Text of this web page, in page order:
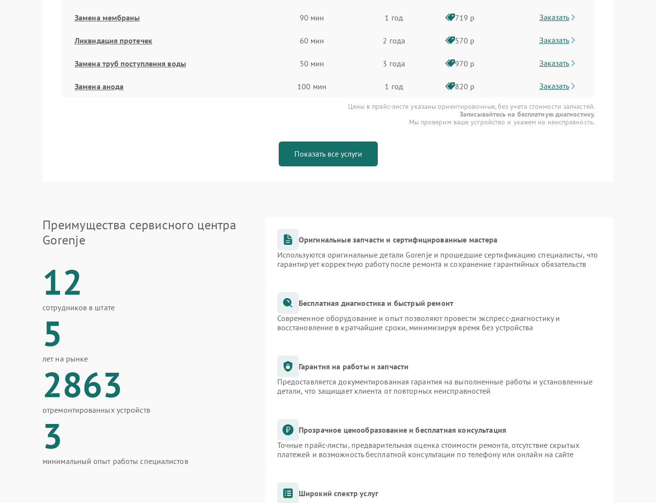
Замена мембраны 90 мин 1 год 719 р Заказать
Ликвидация протечек 60 мин 2 года 570 р Заказать
Замена труб поступления воды 50 мин 3 года 970 р Заказать
Замена анода 100 мин 1 год 820 р Заказать
Цены в прайс-листе указаны ориентировочные, без учета стоимости запчастей.
Записывайтесь на бесплатную диагностику.
Мы проверим ваше устройство и укажем на неисправность.
Показать все услуги
Преимущества сервисного центра
Gorenje
12
сотрудников в штате
5
лет на рынке
2863
отремонтированных устройств
3
минимальный опыт работы специалистов
Оригинальные запчасти и сертифицированные мастера
Используются оригинальные детали Gorenje и прошедшие сертификацию специалисты, что
гарантирует корректную работу после ремонта и сохранение гарантийных обязательств
Бесплатная диагностика и быстрый ремонт
Современное оборудование и опыт позволяют провести экспресс-диагностику и
восстановление в кратчайшие сроки, минимизируя время без устройства
Гарантия на работы и запчасти
Предоставляется документированная гарантия на выполненные работы и установленные
детали, что защищает клиента от повторных неисправностей
Прозрачное ценообразование и бесплатная консультация
Точные прайс-листы, предварительная оценка стоимости ремонта, отсутствие скрытых
платежей и возможность бесплатной консультации по телефону или онлайн на сайте
Широкий спектр услуг